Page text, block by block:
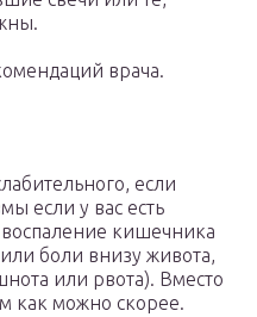
врача.
если
если у вас есть
кишечника
боли внизу живота,
или рвота). Вместо
как можно скорее.